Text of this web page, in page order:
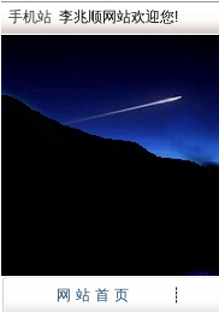
手机站 李兆顺网站欢迎您!
网站首页 ┊